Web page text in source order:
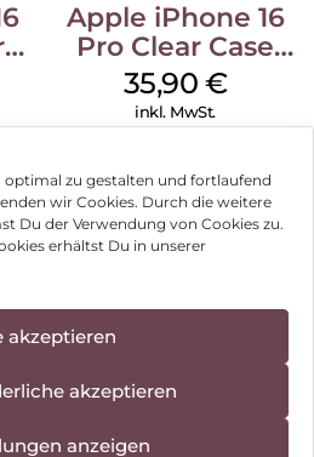
optimal zu gestalten und fortlaufend
wir Cookies. Durch die weitere
Du der Verwendung von Cookies zu.
erhältst Du in unserer
akzeptieren
akzeptieren
anzeigen
Apple iPhone 16
Pro Clear Case
MagSafe
Transparent
35,90 €
inkl. MwSt.